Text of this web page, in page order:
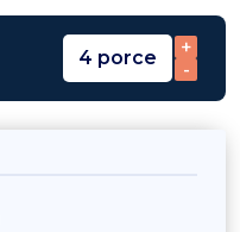
4 porce
+
-